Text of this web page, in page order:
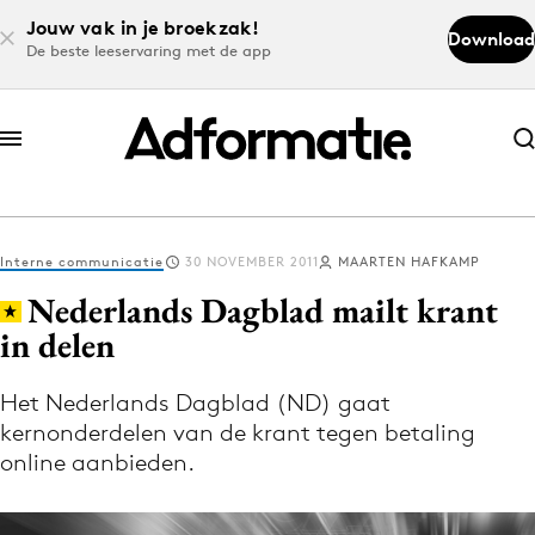
Jouw vak in je broekzak!
De beste leeservaring met de app
Download
Abonneer nu
Abonneer nu
Log in
Volg het laatste nieuws via de Adformatie
Nieuws app
Interne communicatie 30 NOVEMBER 2011 MAARTEN HAFKAMP
Nederlands Dagblad mailt krant
in delen
Het Nederlands Dagblad (ND) gaat
kernonderdelen van de krant tegen betaling
online aanbieden.